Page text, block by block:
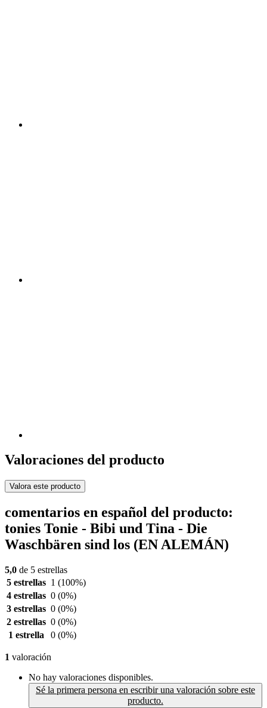
Valoraciones del producto
Valora este producto
comentarios en español del producto:
tonies Tonie - Bibi und Tina - Die
Waschbären sind los (EN ALEMÁN)
5,0 de 5 estrellas
5 estrellas 1 (100%)
4 estrellas 0 (0%)
3 estrellas 0 (0%)
2 estrellas 0 (0%)
1 estrella
0 (0%)
1 valoración
No hay valoraciones disponibles.
Sé la primera persona en escribir una valoración sobre este
producto.